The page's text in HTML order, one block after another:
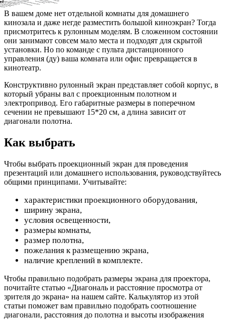
В вашем доме нет отдельной комнаты для домашнего
кинозала и даже негде разместить большой киноэкран? Тогда
присмотритесь к рулонным моделям. В сложенном состоянии
они занимают совсем мало места и подходят для скрытой
установки. Но по команде с пульта дистанционного
управления (ду) ваша комната или офис превращается в
кинотеатр.
Конструктивно рулонный экран представляет собой корпус, в
который убраны вал с проекционным полотном и
электропривод. Его габаритные размеры в поперечном
сечении не превышают 15*20 см, а длина зависит от
диагонали полотна.
Как выбрать
Чтобы выбрать проекционный экран для проведения
презентаций или домашнего использования, руководствуйтесь
общими принципами. Учитывайте:
характеристики проекционного оборудования,
ширину экрана,
условия освещенности,
размеры комнаты,
размер полотна,
пожелания к размещению экрана,
наличие креплений в комплекте.
Чтобы правильно подобрать размеры экрана для проектора,
почитайте статью «Диагональ и расстояние просмотра от
зрителя до экрана» на нашем сайте. Калькулятор из этой
статьи поможет вам правильно подобрать соотношение
диагонали, расстояния до полотна и высоты изображения